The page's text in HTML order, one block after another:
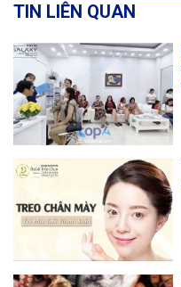
TIN LIÊN QUAN